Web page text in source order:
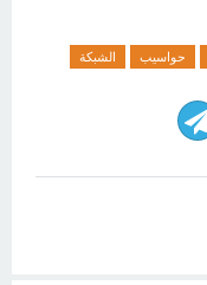
حواسيب الشبكة